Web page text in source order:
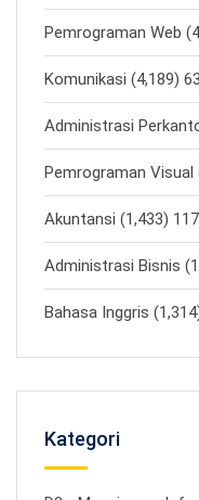
Pemrograman Web
Komunikasi (4,189)
Administrasi
Pemrograman Visual
Akuntansi (1,433)
Administrasi Bisnis
Bahasa Inggris
Kategori